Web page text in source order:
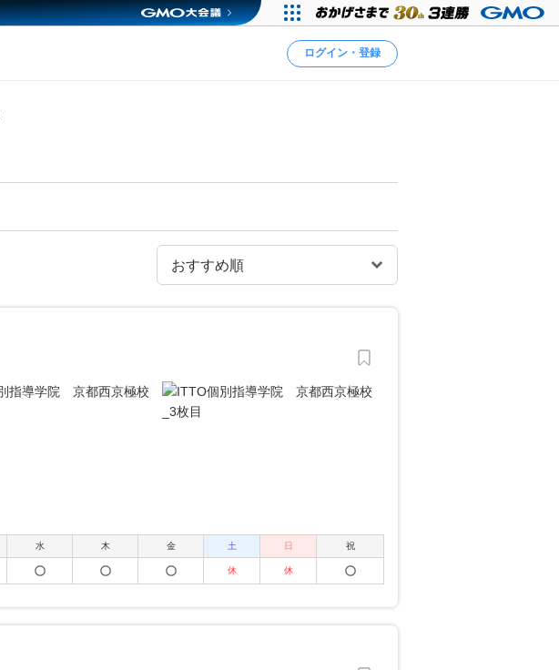
ログイン・登録
水 木 金 土 日 祝
休 休